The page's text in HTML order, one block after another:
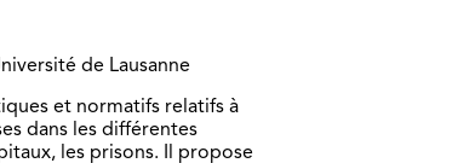
de Lausanne
et normatifs relatifs à
dans les différentes
les prisons. Il propose